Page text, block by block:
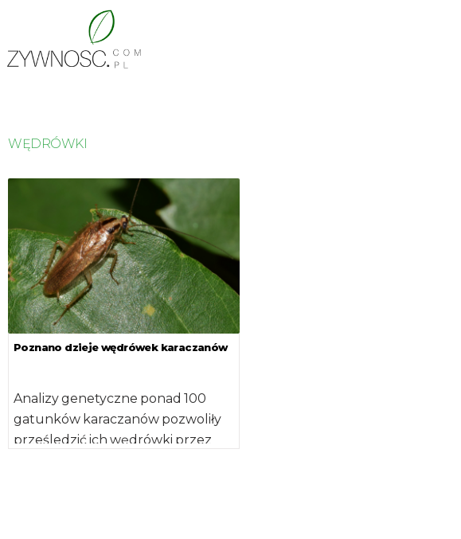
WĘDRÓWKI
Poznano dzieje wędrówek karaczanów
Analizy genetyczne ponad 100
gatunków karaczanów pozwoliły
prześledzić ich wędrówki przez